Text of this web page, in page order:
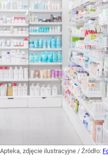
Apteka, zdjęcie ilustracyjne / Źródło: